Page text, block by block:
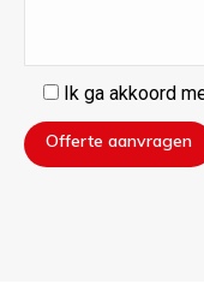
Ik ga akkoord